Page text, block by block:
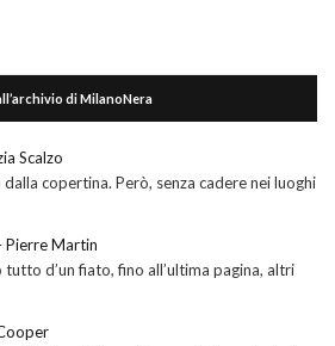
di MilanoNera
Scalzo
copertina. Però, senza cadere nei luoghi
Pierre Martin
d’un fiato, fino all’ultima pagina, altri